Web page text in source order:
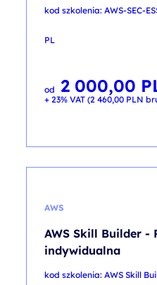
kod szkolenia: AWS-SEC-
PL
od 2 000,00
+ 23% VAT (2 460,00 PLN
AWS
AWS Skill Builder -
indywidualna
kod szkolenia: AWS Skill